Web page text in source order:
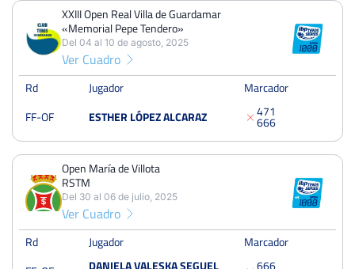
PERDIDOSPARTIDOSGANADOS
29 107
PERDIDOS SETS
71 162
PERDIDOS JUEGOS GANADOS
848 2059 1211
XXIII Open Real Villa de Guardamar «Memorial Pepe
Tendero»
Del 04 al 10 de agosto, 2025
Quick
XXIII Open Real Villa de Guardamar
«Memorial Pepe Tendero»
Del 04 al 10 de agosto, 2025
Ver Cuadro
Rd Jugador
Marcador
FF-OF
ESTHER LÓPEZ ALCARAZ 4
6
7
6
1
6
Open María de Villota
RSTM
Del 30 al 06 de julio, 2025
Ver Cuadro
Rd Jugador
Marcador
DANIELA VALESKA SEGUEL 666